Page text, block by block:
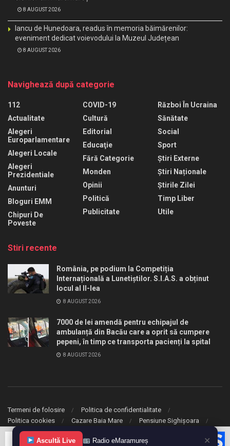
8 AUGUST 2026
Iancu de Hunedoara, readus în memoria băimărenilor:
eveniment dedicat voievodului la Muzeul Județean
8 AUGUST 2026
Navighează după categorie
112
Actualitate
Alegeri
Europarlamentare
Alegeri Locale
Alegeri
Prezidentiale
Anunturi
Bloguri EMM
Chipuri De
Poveste
COVID-19
Cultură
Editorial
Educaţie
Fără Categorie
Monden
Opinii
Politică
Publicitate
Război În Ucraina
Sănătate
Social
Sport
Știri Externe
Știri Naționale
Știrile Zilei
Timp Liber
Utile
Stiri recente
România, pe podium la Competiția
Internațională a Lunetiștilor. S.I.A.S. a obținut
locul al II-lea
8 AUGUST 2026
7000 de lei amendă pentru echipajul de
ambulanță din Bacău care a oprit să cumpere
pepeni, în timp ce transporta pacienți la spital
8 AUGUST 2026
Termeni de folosire
Politica de confidentialitate
Politica cookies
Cazare Baia Mare Pensiune Sighișoara
© 2020 eMaramures. Toate drepturile rezervate.
Ascultă Live Radio eMaramureș ✕